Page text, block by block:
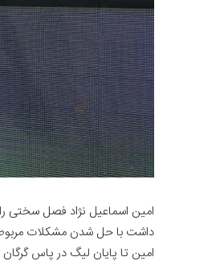
امین اسماعیل نژاد فصل سختی
داشت با حل شدن مشکلات مربوط
امین تا پایان لیگ در پاس گرگان